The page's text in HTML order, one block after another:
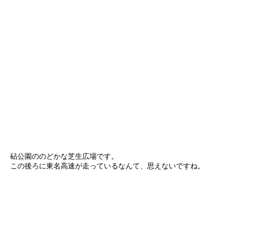
砧公園ののどかな芝生広場です。
この後ろに東名高速が走っているなんて、思えないですね。